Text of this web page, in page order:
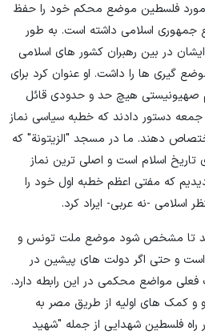
مورد فلسطین موضع محکم خود را حفظ
جمهوری اسلامی داشته است. به طور
در بین رهبران کشور های اسلامی
گیری ها را داشت. او عنوان کرد برای
صهیونیستی هیچ حد و حدودی قائل
دستور دادند که خطبه سیاسی نماز
دهند. ما در مسجد "الزیتونة" که
اسلام است و اصلی ترین نماز
که مفتی اعظم خطبه اول خود را
اسلامی -نه عربی- ایراد کرد.
شد تا مشخص شود موضع ملت تونس و
و حتی اگر دولت های پیشین در
مواضع محکمی در این رابطه دارد.
و کمک های اولیه از طریق مصر به
فلسطین شهدایی از جمله "شهید